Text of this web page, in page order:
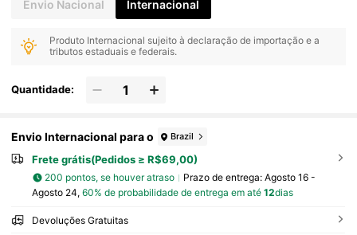
Envio Nacional Internacional
Produto Internacional sujeito à declaração de importação e a
tributos estaduais e federais.
Quantidade:
Envio Internacional para o Brazil
Frete grátis(Pedidos ≥ R$69,00)
200 pontos, se houver atraso Prazo de entrega: Agosto 16 -
Agosto 24, 60% de probabilidade de entrega em até 12dias
Devoluções Gratuitas